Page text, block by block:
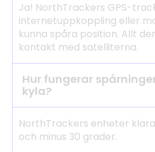
Ja! NorthTrackers GPS-
internetuppkoppling eller
kunna spåra position. Allt
kontakt med satelliterna.
Hur fungerar
kyla?
NorthTrackers enheter
och minus 30 grader.